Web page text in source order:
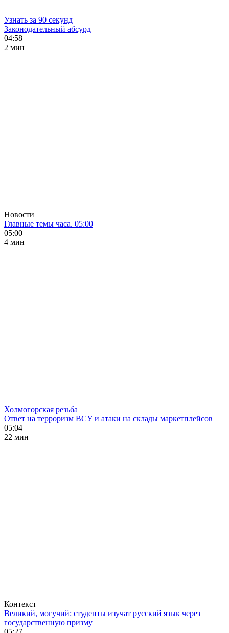
Узнать за 90 секунд
Законодательный абсурд
04:58
2 мин
Новости
Главные темы часа. 05:00
05:00
4 мин
Холмогорская резьба
Ответ на терроризм ВСУ и атаки на склады маркетплейсов
05:04
22 мин
Контекст
Великий, могучий: студенты изучат русский язык через
государственную призму